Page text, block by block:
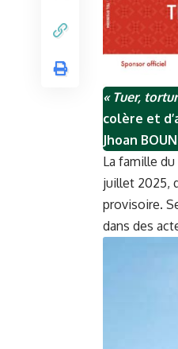
« Tuer,
colère et
Jhoan
La famille
juillet 2025,
provisoire.
dans des